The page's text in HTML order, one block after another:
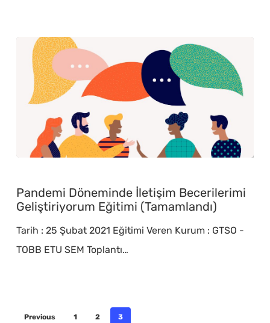
Döneminde
İletişim
Becerilerimi
Geliştiriyorum
Pandemi Döneminde İletişim Becerilerimi
Geliştiriyorum Eğitimi (Tamamlandı)
Tarih : 25 Şubat 2021 Eğitimi Veren Kurum : GTSO -
TOBB ETU SEM Toplantı…
Previous 1 2 3